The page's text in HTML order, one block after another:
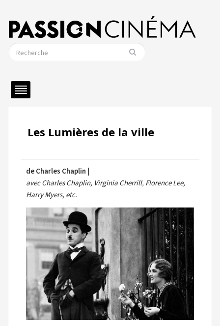
Les Lumières de la ville
de Charles Chaplin |
avec Charles Chaplin, Virginia Cherrill, Florence Lee,
Harry Myers, etc.